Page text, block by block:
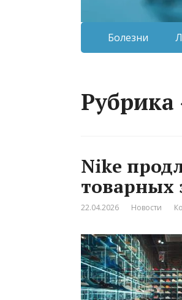
Болезни
Рубрика
Nike
товарных
22.04.2026 Новости